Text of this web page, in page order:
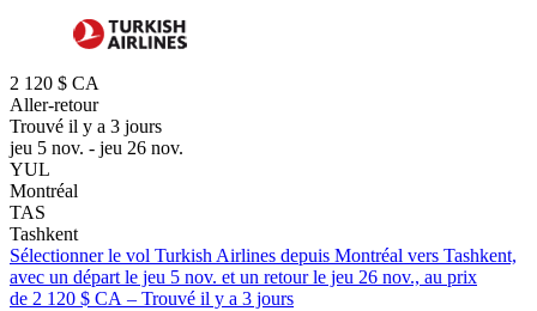
2 120 $ CA
Aller-retour
Trouvé il y a 3 jours
jeu 5 nov. - jeu 26 nov.
YUL
Montréal
TAS
Tashkent
Sélectionner le vol Turkish Airlines depuis Montréal vers Tashkent,
avec un départ le jeu 5 nov. et un retour le jeu 26 nov., au prix
de 2 120 $ CA – Trouvé il y a 3 jours